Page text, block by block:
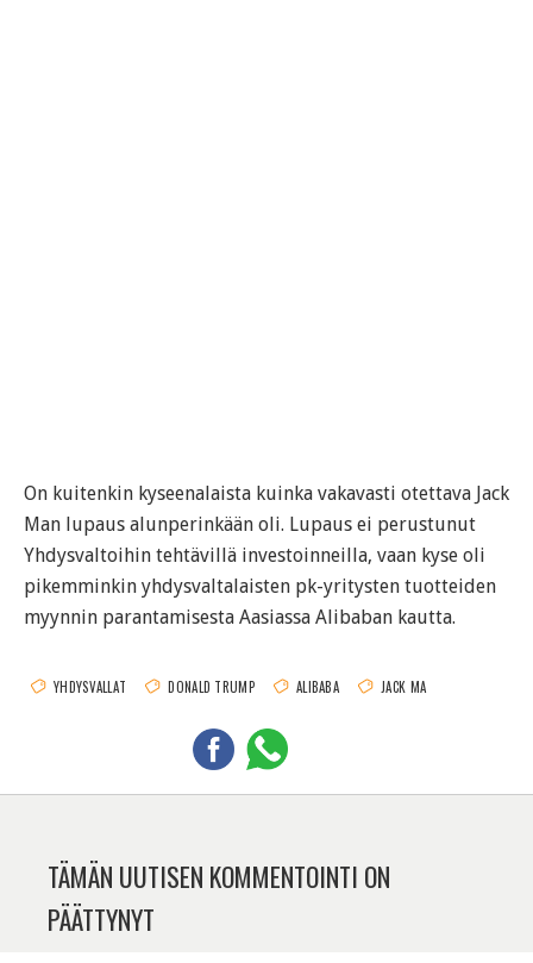
On kuitenkin kyseenalaista kuinka vakavasti otettava Jack
Man lupaus alunperinkään oli. Lupaus ei perustunut
Yhdysvaltoihin tehtävillä investoinneilla, vaan kyse oli
pikemminkin yhdysvaltalaisten pk-yritysten tuotteiden
myynnin parantamisesta Aasiassa Alibaban kautta.
YHDYSVALLAT DONALD TRUMP ALIBABA JACK MA
TÄMÄN UUTISEN KOMMENTOINTI ON
PÄÄTTYNYT